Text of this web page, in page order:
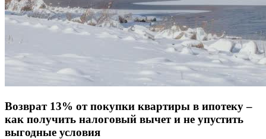
Возврат 13% от покупки квартиры в ипотеку –
как получить налоговый вычет и не упустить
выгодные условия